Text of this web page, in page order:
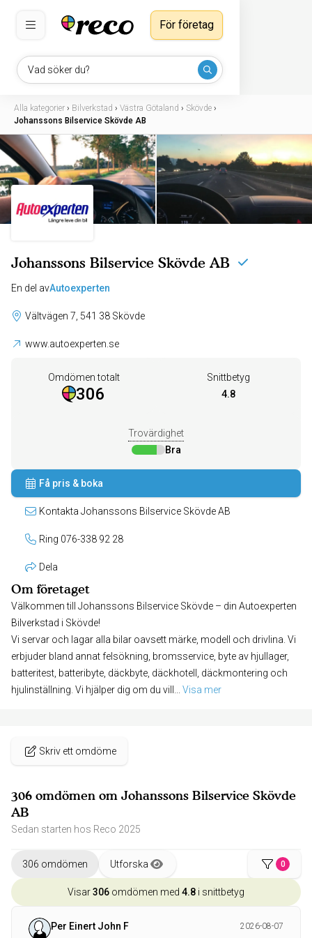
Vad söker du?
För företag
Alla kategorier › Bilverkstad › Västra Götaland › Skövde ›
Johanssons Bilservice Skövde AB
Johanssons Bilservice Skövde AB
En del avAutoexperten
Vältvägen 7, 541 38 Skövde
www.autoexperten.se
Omdömen totalt
306
Snittbetyg
4.8
Trovärdighet
Bra
Få pris & boka
Kontakta Johanssons Bilservice Skövde AB
Ring 076-338 92 28
Dela
Om företaget
Välkommen till Johanssons Bilservice Skövde – din Autoexperten
Bilverkstad i Skövde!
Vi servar och lagar alla bilar oavsett märke, modell och drivlina. Vi
erbjuder bland annat felsökning, bromsservice, byte av hjullager,
batteritest, batteribyte, däckbyte, däckhotell, däckmontering och
hjulinställning. Vi hjälper dig om du vill
Visa mer
Skriv ett omdöme
306 omdömen om Johanssons Bilservice Skövde
AB
Sedan starten hos Reco 2025
306 omdömen Utforska 0
Visar306 omdömen med 4.8 i snittbetyg
Per Einert John F
2026-08-07